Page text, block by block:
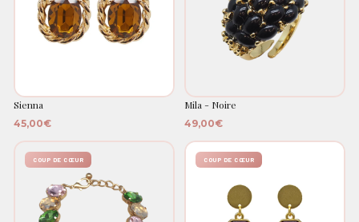
Sienna
45,00€
Mila - Noire
49,00€
COUP DE CŒUR COUP DE CŒUR